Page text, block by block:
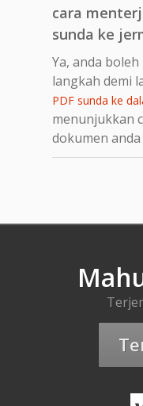
cara
sunda ke
Ya, anda
langkah demi
PDF sunda ke
menunjukkan
dokumen anda